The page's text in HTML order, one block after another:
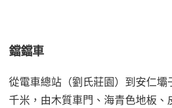
鐺鐺車
從電車總站（劉氏莊園）到安仁壩
千米，由木質車門、海青色地板、